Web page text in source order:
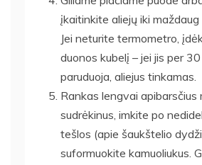
įkaitinkite aliejų iki
Jei neturite termometro,
duonos kubelį – jei jis per
paruduoja, aliejus tinkamas.
Rankas lengvai apibarsčius
sudrėkinus, imkite po
tešlos (apie šaukštelio
suformuokite kamuoliukus.